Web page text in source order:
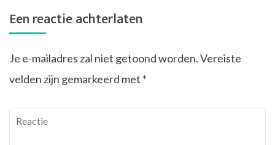
Een reactie achterlaten
Je e-mailadres zal niet getoond worden.Vereiste
velden zijn gemarkeerd met *
Reactie